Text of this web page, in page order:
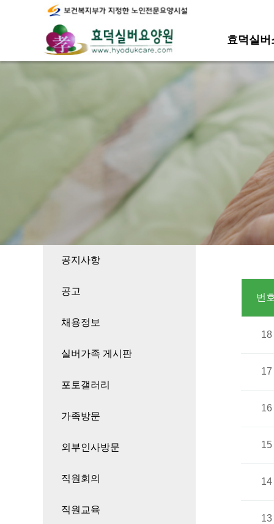
효덕실버
공지사항
공고
채용정보
실버가족 게시판
포토갤러리
가족방문
외부인사방문
직원회의
직원교육
번
18
17
16
15
14
13